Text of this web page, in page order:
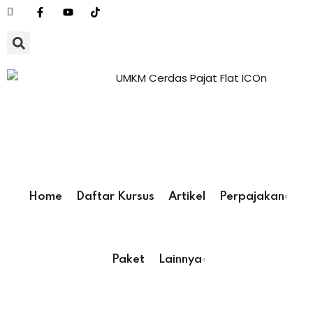
Home Daftar Kursus Artikel Perpajakan
Paket Lainnya